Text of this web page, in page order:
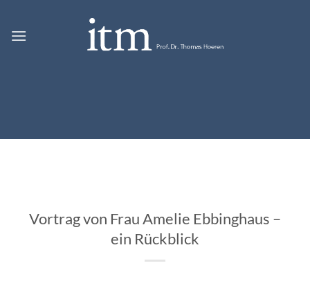
springen
Vortrag von Frau Amelie Ebbinghaus –
ein Rückblick